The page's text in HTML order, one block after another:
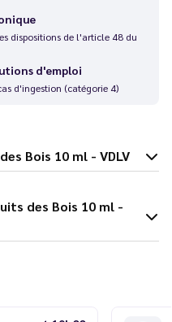
dispositions de l'article 48 du
d'emploi
d'ingestion (catégorie 4)
des Bois 10 ml - VDLV